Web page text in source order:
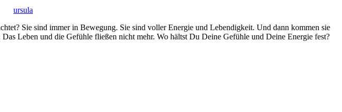
ursula
Sie sind immer in Bewegung. Sie sind voller Energie und Lebendigkeit. Und dann kommen sie
Leben und die Gefühle fließen nicht mehr. Wo hältst Du Deine Gefühle und Deine Energie fest?